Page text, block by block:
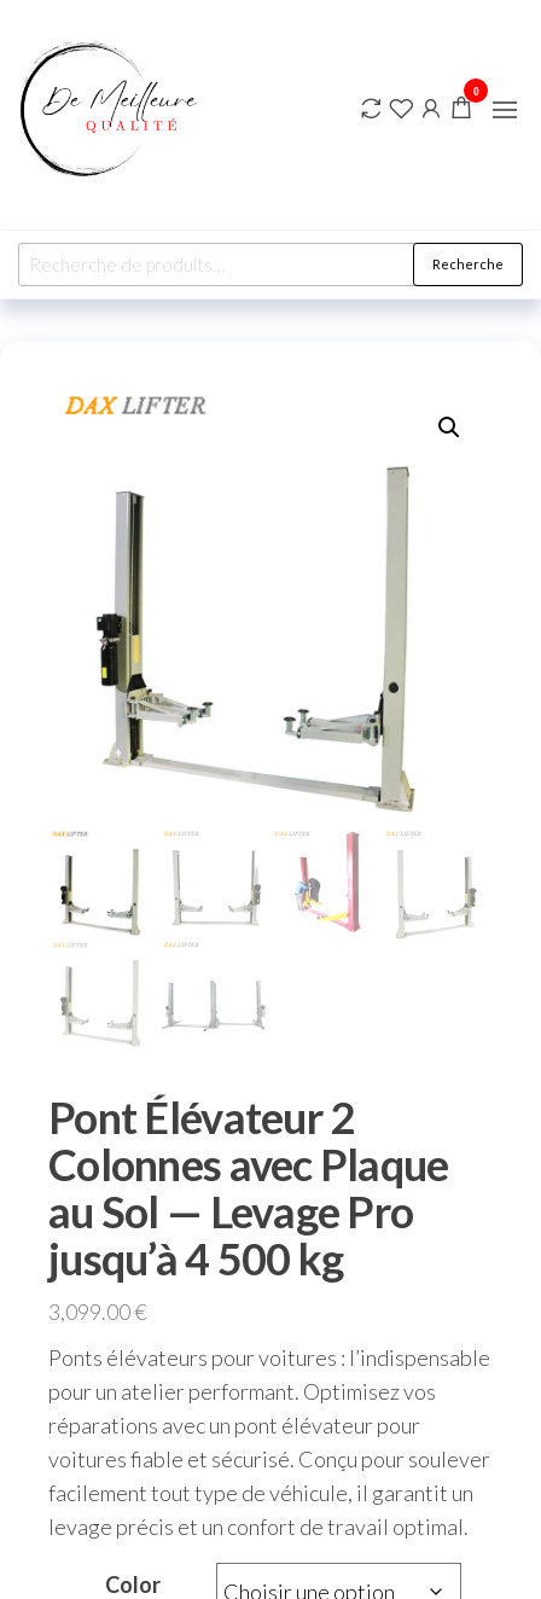
0
Recherche
Pont Élévateur 2
Colonnes avec Plaque
au Sol — Levage Pro
jusqu’à 4 500 kg
3,099.00€
Ponts élévateurs pour voitures : l’indispensable
pour un atelier performant. Optimisez vos
réparations avec un pont élévateur pour
voitures fiable et sécurisé. Conçu pour soulever
facilement tout type de véhicule, il garantit un
levage précis et un confort de travail optimal.
Color